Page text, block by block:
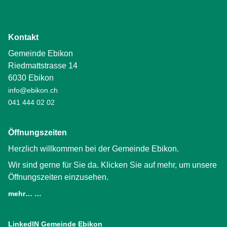
Kontakt
Gemeinde Ebikon
Riedmattstrasse 14
6030 Ebikon
info@ebikon.ch
041 444 02 02
Öffnungszeiten
Herzlich willkommen bei der Gemeinde Ebikon.
Wir sind gerne für Sie da. Klicken Sie auf mehr, um unsere
Öffnungszeiten einzusehen.
mehr… …
LinkedIN Gemeinde Ebikon